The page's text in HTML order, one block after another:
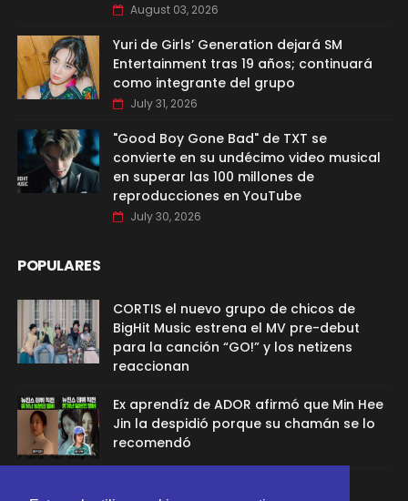
August 03, 2026
Yuri de Girls’ Generation dejará SM
Entertainment tras 19 años; continuará
como integrante del grupo
July 31, 2026
"Good Boy Gone Bad" de TXT se
convierte en su undécimo video musical
en superar las 100 millones de
reproducciones en YouTube
July 30, 2026
POPULARES
CORTIS el nuevo grupo de chicos de
BigHit Music estrena el MV pre-debut
para la canción “GO!” y los netizens
reaccionan
Ex aprendíz de ADOR afirmó que Min Hee
Jin la despidió porque su chamán se lo
recomendó